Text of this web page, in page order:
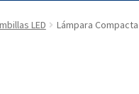
LED Lámpara